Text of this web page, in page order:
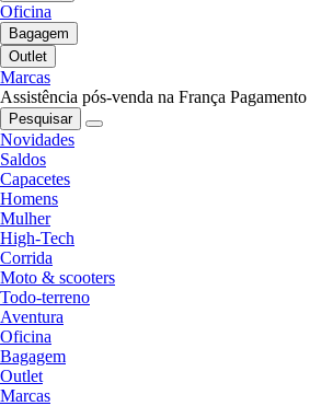
Oficina
Bagagem
Outlet
Marcas
Assistência pós-venda na França
Pesquisar
Novidades
Saldos
Capacetes
Homens
Mulher
High-Tech
Corrida
Moto & scooters
Todo-terreno
Aventura
Oficina
Bagagem
Outlet
Marcas